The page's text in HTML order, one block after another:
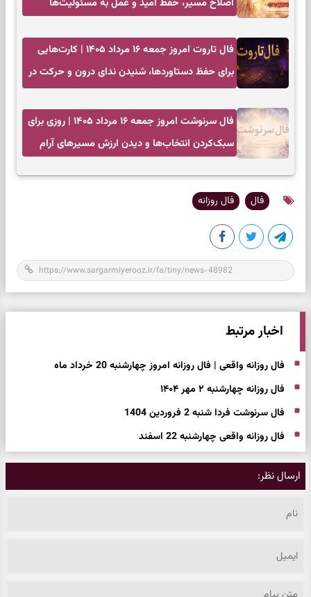
اصلاح مسیر، حفظ امید و عمل به مسئولیت‌ها
فال تاروت امروز جمعه ۱۶ مرداد ۱۴۰۵ | کارت‌هایی
برای حفظ دستاوردها، شنیدن ندای درون و حرکت در
فال سرنوشت امروز جمعه ۱۶ مرداد ۱۴۰۵ | روزی برای
سبک‌کردن انتخاب‌ها و دیدن ارزش مسیرهای آرام
فال فال روزانه
اخبار مرتبط
فال روزانه واقعی | فال روزانه امروز چهارشنبه 20 خرداد ماه
فال روزانه چهارشنبه ۲ مهر ۱۴۰۴
فال سرنوشت فردا شنبه 2 فروردین 1404
فال روزانه واقعی چهارشنبه 22 اسفند
ارسال نظر: